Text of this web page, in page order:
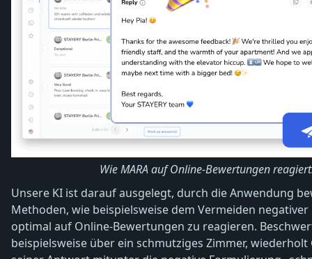
Wie MARA auf Online-Bewertungen
Unsere KI ist darauf ausgelegt, durch die Anwendung
Methoden, wie beispielsweise dem Vermeiden
optimal auf Online-Bewertungen zu reagieren.
beispielsweise über ein schmutziges Zimmer, wiederholt